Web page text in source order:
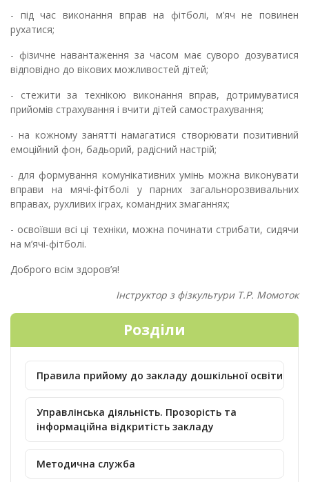
- під час виконання вправ на фітболі, м’яч не повинен
рухатися;
- фізичне навантаження за часом має суворо дозуватися
відповідно до вікових можливостей дітей;
- стежити за технікою виконання вправ, дотримуватися
прийомів страхування і вчити дітей самострахування;
- на кожному занятті намагатися створювати позитивний
емоційний фон, бадьорий, радісний настрій;
- для формування комунікативних умінь можна виконувати
вправи на мячі-фітболі у парних загальнорозвивальних
вправах, рухливих іграх, командних змаганнях;
- освоївши всі ці техніки, можна починати стрибати, сидячи
на м’ячі-фітболі.
Доброго всім здоров’я!
Інструктор з фізкультури Т.Р. Момоток
Розділи
Правила прийому до закладу дошкільної освіти
Управлінська діяльність. Прозорість та
інформаційна відкритість закладу
Методична служба